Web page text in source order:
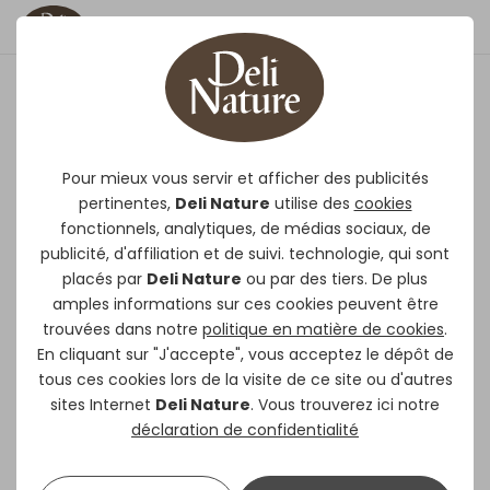
Pour mieux vous servir et afficher des publicités
pertinentes, Deli Nature utilise des cookies
fonctionnels, analytiques, de médias sociaux, de
publicité, d'affiliation et de suivi. technologie, qui sont
placés par Deli Nature ou par des tiers. De plus
amples informations sur ces cookies peuvent être
trouvées dans notre politique en matière de cookies.
En cliquant sur "J'accepte", vous acceptez le dépôt de
tous ces cookies lors de la visite de ce site ou d'autres
sites Internet Deli Nature. Vous trouverez ici notre
déclaration de confidentialité
Perroquets Serengeti
Birdelicious
Aliment complet pour perroquets
Africains, enrichi de :
Avec des extrudés qui apportent
des vitamines et minéraux.
Grit pour un bon fonctionnement de
la système digestive.
Noix et des graines sauvages.